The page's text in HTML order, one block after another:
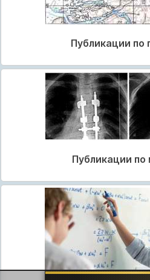
Публикации по
Публикации